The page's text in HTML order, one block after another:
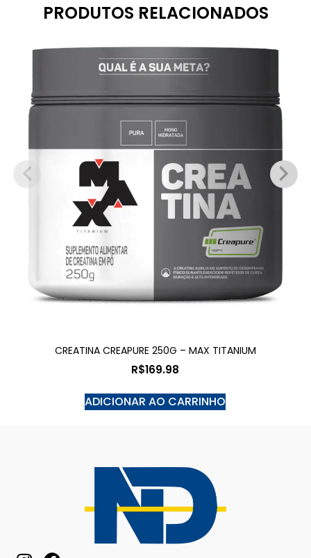
PRODUTOS RELACIONADOS
CREATINA CREAPURE 250G – MAX TITANIUM
R$169.98
ADICIONAR AO CARRINHO